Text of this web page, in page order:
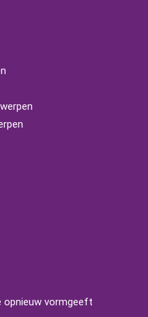
vormgeeft